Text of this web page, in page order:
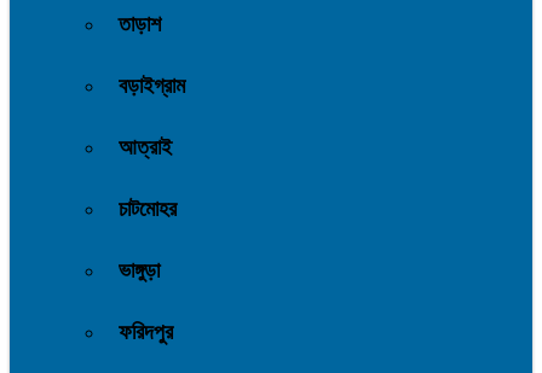
তাড়াশ
বড়াইগ্রাম
আত্রাই
চাটমোহর
ভাঙ্গুড়া
ফরিদপুর